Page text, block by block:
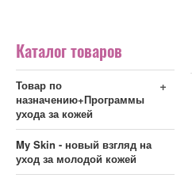
Каталог товаров
+
Товар по
назначению+Программы
ухода за кожей
My Skin - новый взгляд на
уход за молодой кожей